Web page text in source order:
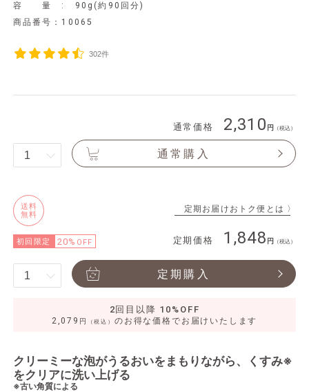
容 量 : 90g(約90回分)
商品番号： 10065
302件
通常価格 2,310 （税込）
通常購入
初回限定 20% OFF
定期お届けおトク便とは 〉
定期価格
送料
無料
1,848 （税込）
定期購入
2回目以降 10%OFF
2,079 円 （税込） のお得な価格でお届けいたします
クリーミーな泡がうるおいをまもりながら、くすみ※
をクリアに洗い上げる
※古い角質による